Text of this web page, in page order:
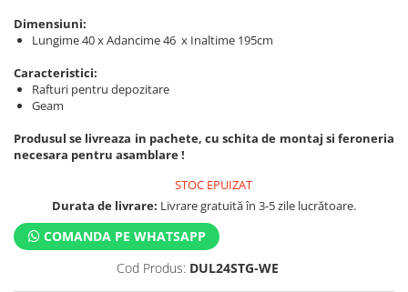
Dimensiuni:
Lungime 40 x Adancime 46 x Inaltime 195cm
Caracteristici:
Rafturi pentru depozitare
Geam
Produsul se livreaza in pachete, cu schita de montaj si feroneria
necesara pentru asamblare !
STOC EPUIZAT
Durata de livrare: Livrare gratuită în 3-5 zile lucrătoare.
COMANDA PE WHATSAPP
Cod Produs: DUL24STG-WE